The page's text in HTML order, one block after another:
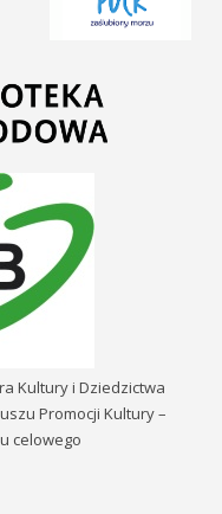
Kultury i Dziedzictwa
Promocji Kultury –
celowego